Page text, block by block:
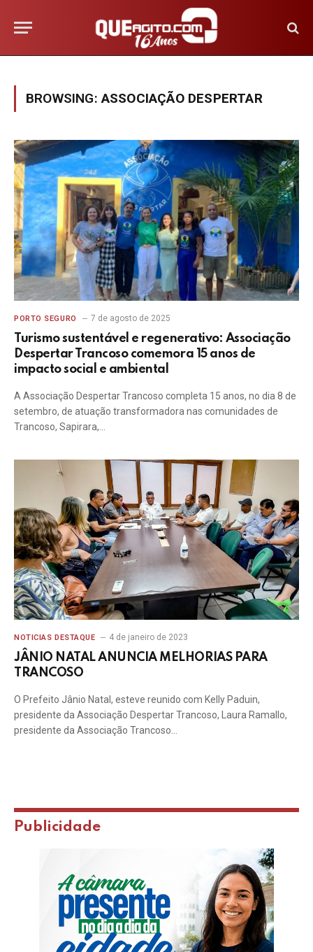
BROWSING:ASSOCIAÇÃO DESPERTAR
PORTO SEGURO 7 de agosto de 2025
Turismo sustentável e regenerativo: Associação
Despertar Trancoso comemora 15 anos de
impacto social e ambiental
A Associação Despertar Trancoso completa 15 anos, no dia 8 de
setembro, de atuação transformadora nas comunidades de
Trancoso, Sapirara,…
NOTICIAS DESTAQUE 4 de janeiro de 2023
JÂNIO NATAL ANUNCIA MELHORIAS PARA
TRANCOSO
O Prefeito Jânio Natal, esteve reunido com Kelly Paduin,
presidente da Associação Despertar Trancoso, Laura Ramallo,
presidente da Associação Trancoso…
Publicidade